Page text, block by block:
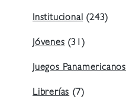
Institucional (243)
Jóvenes (31)
Juegos Panamericanos
Librerías (7)